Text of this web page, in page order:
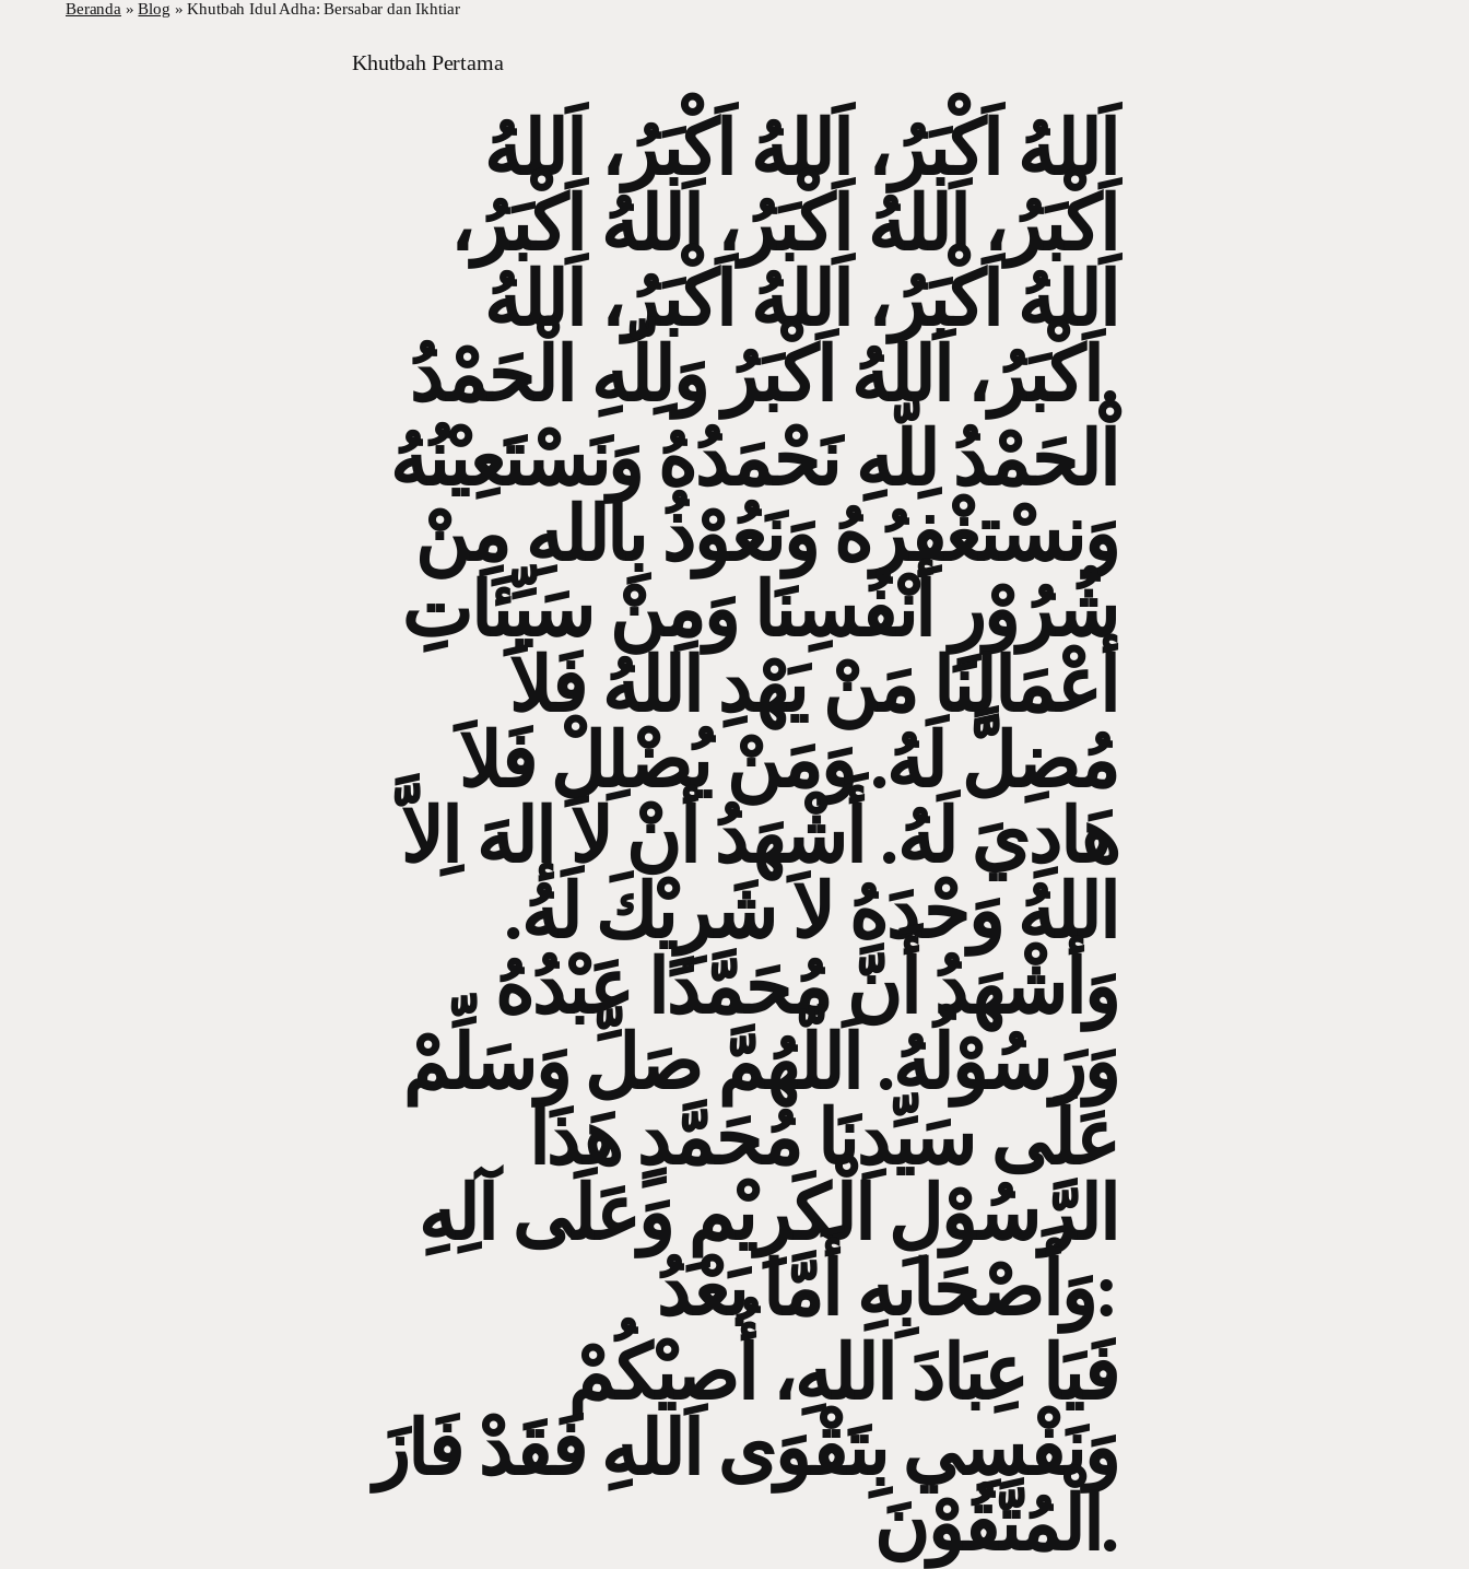
Beranda »Blog »Khutbah Idul Adha: Bersabar dan Ikhtiar
Khutbah Pertama
اَللهُ اَكْبَرُ، اَللهُ اَكْبَرُ، اَللهُ
اَكْبَرُ، اَللهُ اَكْبَرُ، اَللهُ اَكْبَرُ،
اَللهُ اَكْبَرُ، اَللهُ اَكْبَرُ، اَللهُ
اَكْبَرُ، اَللهُ اَكْبَرُ وَلِلّهِ الْحَمْدُ.
اْلحَمْدُ لِلّهِ نَحْمَدُهُ وَنَسْتَعِيْنُهُ
وَنسْتغْفِرُهُ وَنَعُوْذُ بِاللهِ مِنْ
شُرُوْرِ أنْفُسِنَا وَمِنْ سَيِّئَاتِ
أعْمَالِنَا مَنْ يَهْدِ اللهُ فَلاَ
مُضِلَّ لَهُ. وَمَنْ يُضْلِلْ فَلاَ
هَادِيَ لَهُ. أَشْهَدُ أنْ لاَ إلهَ اِلاَّ
اللهُ وَحْدَهُ لاَ شَرِيْكَ لَهُ.
وَأشْهَدُ أَنَّ مُحَمَّدًا عَبْدُهُ
وَرَسُوْلُهُ. اَللّهُمَّ صَلِّ وَسَلِّمْ
عَلَى سَيِّدِنَا مُحَمَّدٍ هَذَا
الرَّسُوْلِ الْكَرِيْمِ وَعَلَى آلِهِ
وَأَصْحَابِهِ أَمَّا بَعْدُ:
فَيَا عِبَادَ اللهِ، أُصِيْكُمْ
وَنَفْسِي بِتَقْوَى اللهِ فَقَدْ فَازَ
الْمُتَّقُوْنَ.